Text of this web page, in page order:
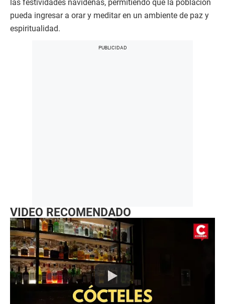
las festividades navideñas, permitiendo que la población
pueda ingresar a orar y meditar en un ambiente de paz y
espiritualidad.
VIDEO RECOMENDADO